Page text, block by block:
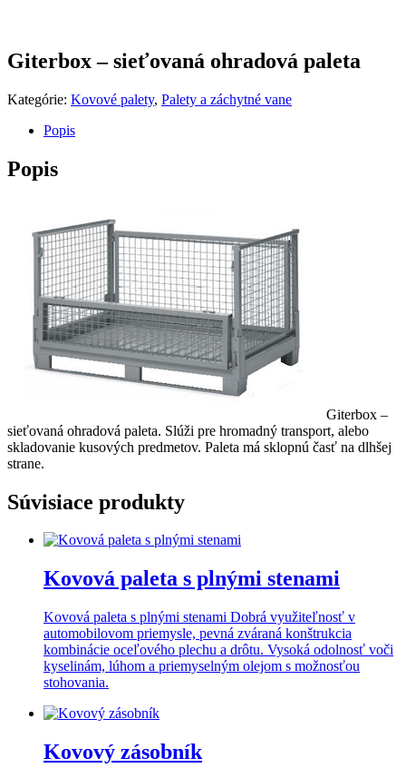
Giterbox – sieťovaná ohradová paleta
Kategórie: Kovové palety, Palety a záchytné vane
Popis
Popis
Giterbox –
sieťovaná ohradová paleta. Slúži pre hromadný transport, alebo
skladovanie kusových predmetov. Paleta má sklopnú časť na dlhšej
strane.
Súvisiace produkty
Kovová paleta s plnými stenami
Kovová paleta s plnými stenami Dobrá využiteľnosť v
automobilovom priemysle, pevná zváraná konštrukcia
kombinácie oceľového plechu a drôtu. Vysoká odolnosť voči
kyselinám, lúhom a priemyselným olejom s možnosťou
stohovania.
Kovový zásobník